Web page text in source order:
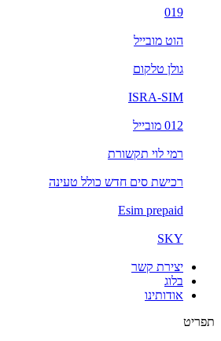
019
הוט מובייל
גולן טלקום
ISRA-SIM
012 מובייל
רמי לוי תקשורת
רכישת סים חדש כולל טעינה
Esim prepaid
SKY
יצירת קשר
בלוג
אודותינו
תפריט